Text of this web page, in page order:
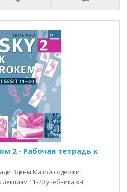
2 - Рабочая тетрадь к
Здены Малой содержит
11-20 учебника «Ч..